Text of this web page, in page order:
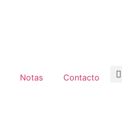
Notas Contacto